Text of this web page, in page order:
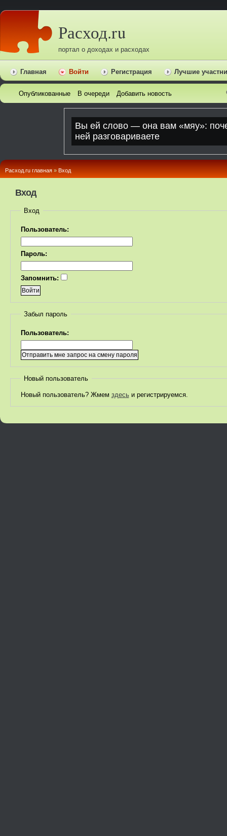
Расход.ru
портал о доходах и расходах
Главная Войти Регистрация Лучшие
Опубликованные В очереди Добавить новость
Расход.ru главная » Вход
Вход
Вход
Пользователь:
Пароль:
Запомнить:
Забыл пароль
Пользователь:
Новый пользователь
Новый пользователь? Жмем здесьи регистрируемся.